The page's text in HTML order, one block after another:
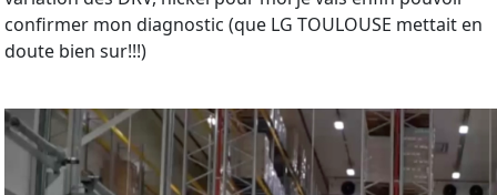
confirmer mon diagnostic (que LG TOULOUSE mettait en
doute bien sur!!!)